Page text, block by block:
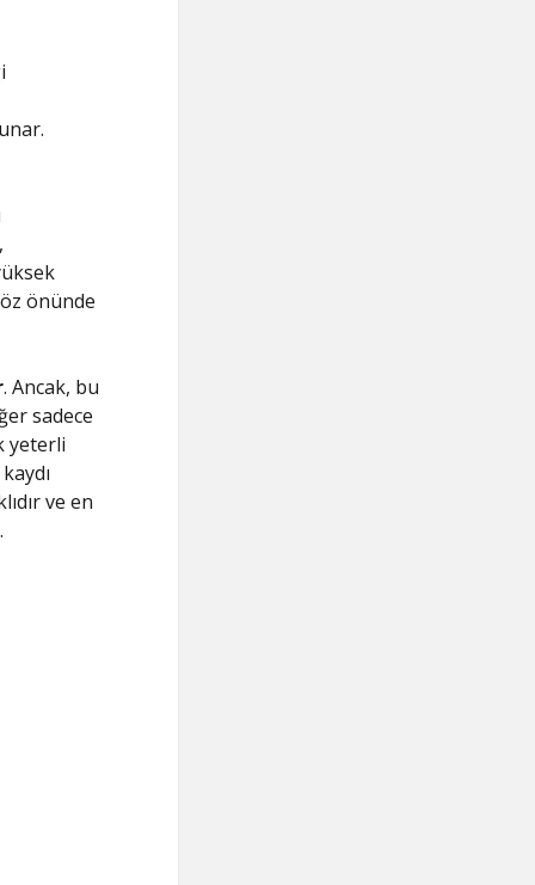
önünde
. Ancak, bu
sadece
yeterli
ve en